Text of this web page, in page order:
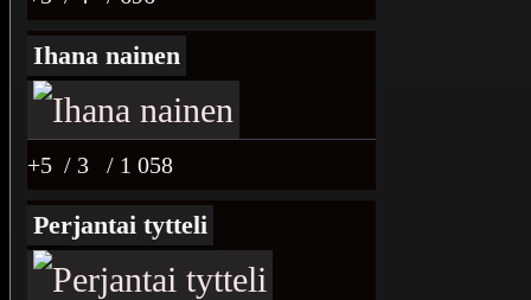
Ihana nainen
+5 / 3 / 1 058
Perjantai tytteli